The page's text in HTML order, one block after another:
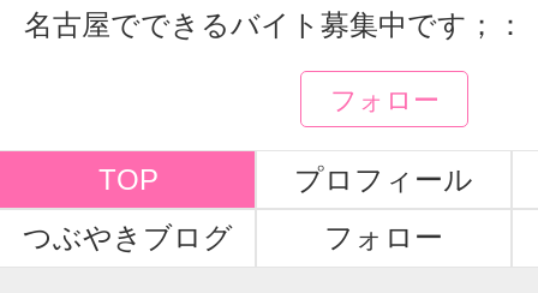
名古屋でできるバイト募集中です；：
フォロー
TOP
プロフィール
つぶやきブログ
フォロー